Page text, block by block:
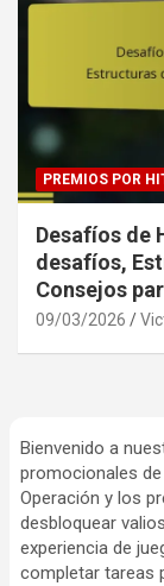
PREMIOS POR
Desafíos de
desafíos,
Consejos
09/03/2026
Bienvenido a
promocionales
Operación y los
desbloquear
experiencia de
completar tareas